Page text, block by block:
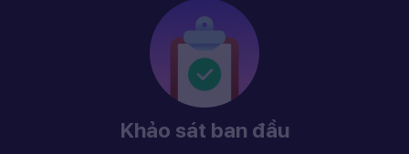
Khảo sát ban đầu